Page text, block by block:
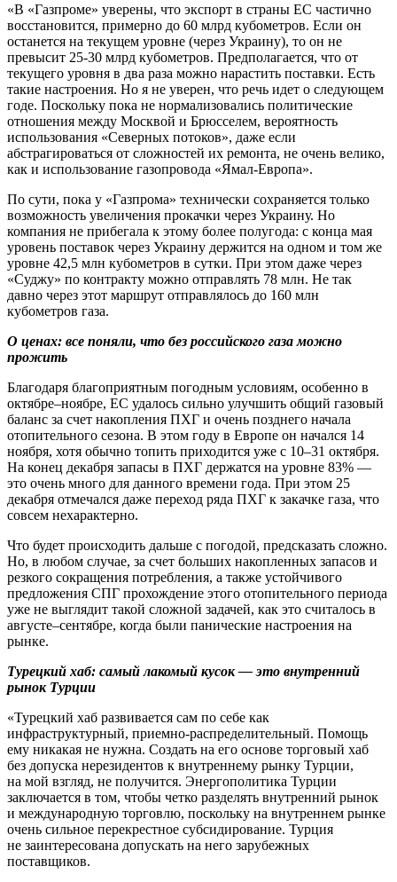
«В «Газпроме» уверены, что экспорт в страны ЕС частично
восстановится, примерно до 60 млрд кубометров. Если он
останется на текущем уровне (через Украину), то он не
превысит 25-30 млрд кубометров. Предполагается, что от
текущего уровня в два раза можно нарастить поставки. Есть
такие настроения. Но я не уверен, что речь идет о следующем
годе. Поскольку пока не нормализовались политические
отношения между Москвой и Брюсселем, вероятность
использования «Северных потоков», даже если
абстрагироваться от сложностей их ремонта, не очень велико,
как и использование газопровода «Ямал-Европа».
По сути, пока у «Газпрома» технически сохраняется только
возможность увеличения прокачки через Украину. Но
компания не прибегала к этому более полугода: с конца мая
уровень поставок через Украину держится на одном и том же
уровне 42,5 млн кубометров в сутки. При этом даже через
«Суджу» по контракту можно отправлять 78 млн. Не так
давно через этот маршрут отправлялось до 160 млн
кубометров газа.
О ценах: все поняли, что без российского газа можно
прожить
Благодаря благоприятным погодным условиям, особенно в
октябре–ноябре, ЕС удалось сильно улучшить общий газовый
баланс за счет накопления ПХГ и очень позднего начала
отопительного сезона. В этом году в Европе он начался 14
ноября, хотя обычно топить приходится уже с 10–31 октября.
На конец декабря запасы в ПХГ держатся на уровне 83% —
это очень много для данного времени года. При этом 25
декабря отмечался даже переход ряда ПХГ к закачке газа, что
совсем нехарактерно.
Что будет происходить дальше с погодой, предсказать сложно.
Но, в любом случае, за счет больших накопленных запасов и
резкого сокращения потребления, а также устойчивого
предложения СПГ прохождение этого отопительного периода
уже не выглядит такой сложной задачей, как это считалось в
августе–сентябре, когда были панические настроения на
рынке.
Турецкий хаб: самый лакомый кусок — это внутренний
рынок Турции
«Турецкий хаб развивается сам по себе как
инфраструктурный, приемно-распределительный. Помощь
ему никакая не нужна. Создать на его основе торговый хаб
без допуска нерезидентов к внутреннему рынку Турции,
на мой взгляд, не получится. Энергополитика Турции
заключается в том, чтобы четко разделять внутренний рынок
и международную торговлю, поскольку на внутреннем рынке
очень сильное перекрестное субсидирование. Турция
не заинтересована допускать на него зарубежных
поставщиков.